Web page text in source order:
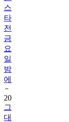
스
타
전
금
요
일
밤
에
20
그
대